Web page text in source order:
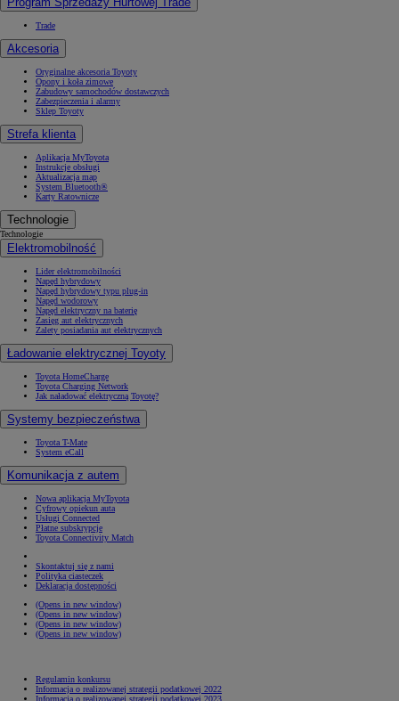
Trade
Akcesoria
Oryginalne akcesoria Toyoty
Opony i koła zimowe
Zabudowy samochodów dostawczych
Zabezpieczenia i alarmy
Sklep Toyoty
Strefa klienta
Aplikacja MyToyota
Instrukcje obsługi
Aktualizacja map
System Bluetooth®
Karty Ratownicze
Technologie
Technologie
Elektromobilność
Lider elektromobilności
Napęd hybrydowy
Napęd hybrydowy typu plug-in
Napęd wodorowy
Napęd elektryczny na baterię
Zasięg aut elektrycznych
Zalety posiadania aut elektrycznych
Ładowanie elektrycznej Toyoty
Toyota HomeCharge
Toyota Charging Network
Jak naładować elektryczną Toyotę?
Systemy bezpieczeństwa
Toyota T-Mate
System eCall
Komunikacja z autem
Nowa aplikacja MyToyota
Cyfrowy opiekun auta
Usługi Connected
Płatne subskrypcje
Toyota Connectivity Match
Skontaktuj się z nami
Polityka ciasteczek
Deklaracja dostępności
(Opens in new window)
(Opens in new window)
(Opens in new window)
(Opens in new window)
Regulamin konkursu
Informacja o realizowanej strategii podatkowej 2022
Informacja o realizowanej strategii podatkowej 2023